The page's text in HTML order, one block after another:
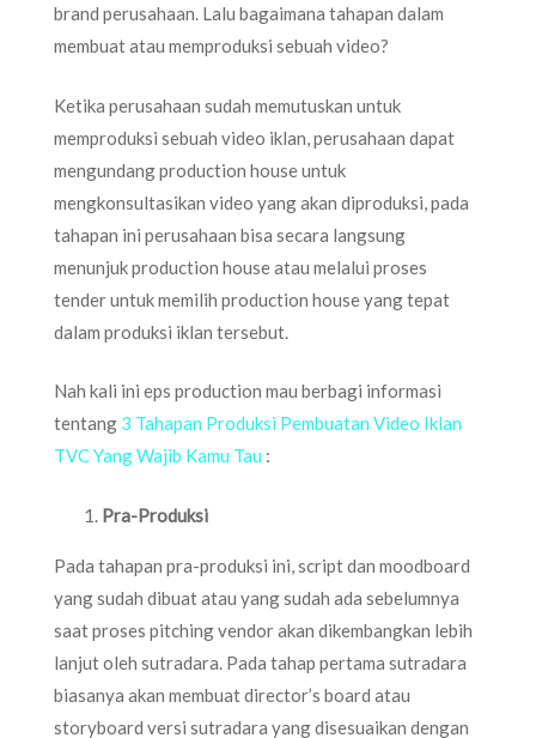
brand perusahaan. Lalu bagaimana tahapan dalam
membuat atau memproduksi sebuah video?
Ketika perusahaan sudah memutuskan untuk
memproduksi sebuah video iklan, perusahaan dapat
mengundang production house untuk
mengkonsultasikan video yang akan diproduksi, pada
tahapan ini perusahaan bisa secara langsung
menunjuk production house atau melalui proses
tender untuk memilih production house yang tepat
dalam produksi iklan tersebut.
Nah kali ini eps production mau berbagi informasi
tentang 3 Tahapan Produksi Pembuatan Video Iklan
TVC Yang Wajib Kamu Tau :
Pra-Produksi
Pada tahapan pra-produksi ini, script dan moodboard
yang sudah dibuat atau yang sudah ada sebelumnya
saat proses pitching vendor akan dikembangkan lebih
lanjut oleh sutradara. Pada tahap pertama sutradara
biasanya akan membuat director’s board atau
storyboard versi sutradara yang disesuaikan dengan